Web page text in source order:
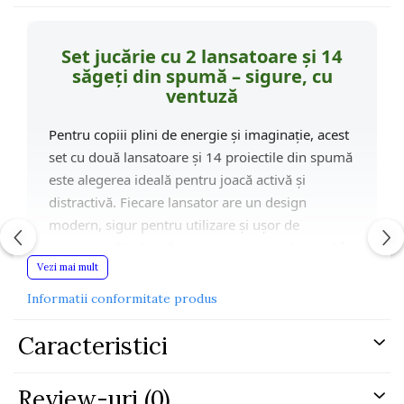
Set jucărie cu 2 lansatoare și 14
săgeți din spumă – sigure, cu
ventuză
Pentru copiii plini de energie și imaginație, acest
set cu două lansatoare și 14 proiectile din spumă
este alegerea ideală pentru joacă activă și
distractivă. Fiecare lansator are un design
modern, sigur pentru utilizare și ușor de
echipă.
Săgețile din spumă moale sunt prevăzute cu
suprafețe netede – ideale pentru ținte de carton
manual, fără baterii sau mecanisme complexe,
Vezi mai mult
Informatii conformitate produs
Caracteristici